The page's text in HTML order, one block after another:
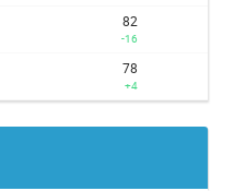
82
-16
78
+4